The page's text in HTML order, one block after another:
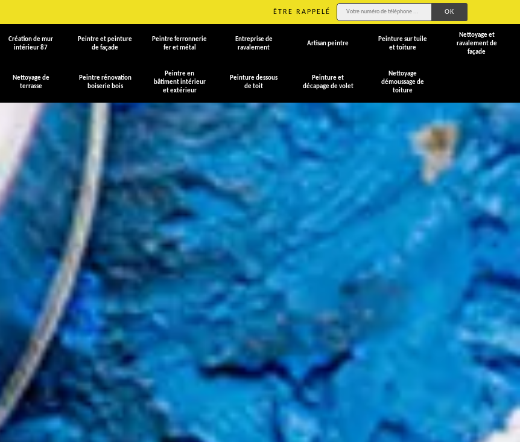
ÊTRE RAPPELÉ
Création de mur
intérieur 87
Peintre et peinture
de façade
Peintre ferronnerie
fer et métal
Entreprise de
ravalement
Artisan peintre
Peinture sur tuile
et toiture
Nettoyage et
ravalement de
façade
Nettoyage de
terrasse
Peintre rénovation
boiserie bois
Peintre en
bâtiment intérieur
et extérieur
Peinture dessous
de toit
Peinture et
décapage de volet
Nettoyage
démoussage de
toiture